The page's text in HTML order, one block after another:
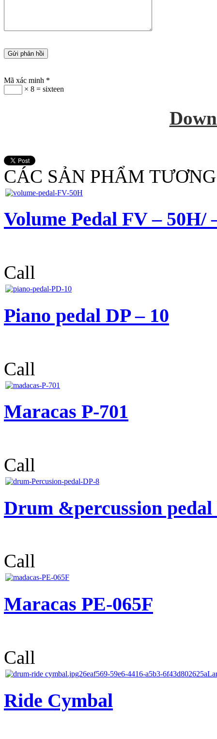
Mã xác minh *
× 8 = sixteen
CÁC SẢN PHẨM
Volume Pedal FV – 50H/
Call
Piano pedal DP – 10
Call
Maracas P-701
Call
Drum &percussion pedal
Call
Maracas PE-065F
Call
Ride Cymbal